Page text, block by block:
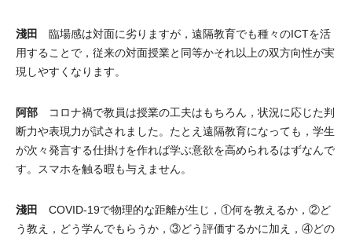
淺田 臨場感は対面に劣りますが，遠隔教育でも種々のICTを活
用することで，従来の対面授業と同等かそれ以上の双方向性が実
現しやすくなります。
阿部 コロナ禍で教員は授業の工夫はもちろん，状況に応じた判
断力や表現力が試されました。たとえ遠隔教育になっても，学生
が次々発言する仕掛けを作れば学ぶ意欲を高められるはずなんで
す。スマホを触る暇も与えません。
淺田 COVID-19で物理的な距離が生じ，①何を教えるか，②ど
う教え，どう学んでもらうか，③どう評価するかに加え，④どの